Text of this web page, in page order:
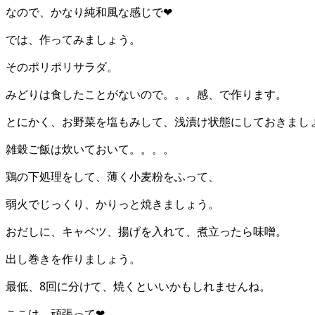
なので、かなり純和風な感じで❤
では、作ってみましょう。
そのポリポリサラダ。
みどりは食したことがないので。。。感、で作ります。
とにかく、お野菜を塩もみして、浅漬け状態にしておきまし
雑穀ご飯は炊いておいて。。。。
鶏の下処理をして、薄く小麦粉をふって、
弱火でじっくり、かりっと焼きましょう。
おだしに、キャベツ、揚げを入れて、煮立ったら味噌。
出し巻きを作りましょう。
最低、8回に分けて、焼くといいかもしれませんね。